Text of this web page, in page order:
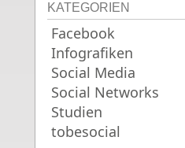
KATEGORIEN
Facebook
Infografiken
Social Media
Social Networks
Studien
tobesocial